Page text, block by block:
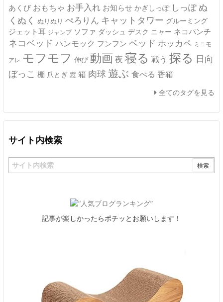
あくび おもちゃ お手入れ お知らせ かぎしっぽ しっぽ ぬ
くぬく ぬりぬり ぺろりん キャットタワー グルーミング
ジェット耳 ジャンプ ソファ ダッシュ デスク ニャー ネコパンチ
ネコベッド ハンモック フンフン ベッド ホッカペ ミニモ
アレ モフモフ 伸び 動画 夜 寝る 戦う 探る 日向
ぼっこ 棚 爪とぎ 窓 箱 肉球 遊ぶ 食べる 香箱
全てのタグを見る
サイト内検索
記事が楽しかったらポチッとお願いします！